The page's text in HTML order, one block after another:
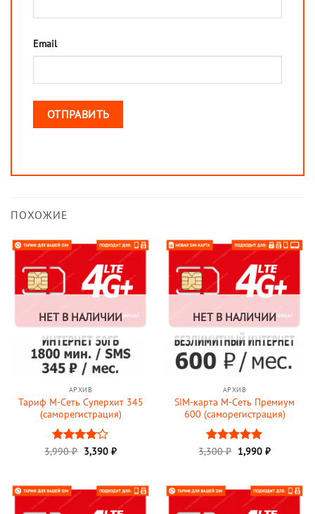
Email
ПОХОЖИЕ
НЕТ В НАЛИЧИИ
АРХИВ
Тариф М-Сеть Суперхит 345
(саморегистрация)
Оценка
3,990₽ 3,390 ₽
НЕТ В НАЛИЧИИ
АРХИВ
SIM-карта М-Сеть Премиум
600 (саморегистрация)
Оценка5
3,300₽ Первоначальная
цена
1,990 ₽Текущая